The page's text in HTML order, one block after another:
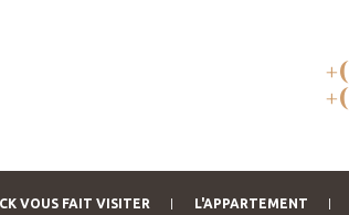
VOUS FAIT VISITER L'APPARTEMENT